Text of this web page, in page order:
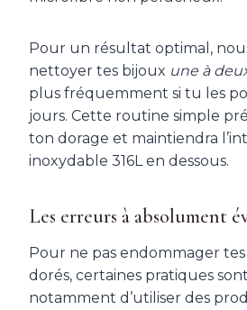
Pour un résultat optimal,
nettoyer tes bijoux une à
plus fréquemment si tu les
jours. Cette routine simple
ton dorage et maintiendra
inoxydable 316L en dessous.
Les erreurs à absolument
Pour ne pas endommager
dorés, certaines pratiques
notamment d’utiliser des